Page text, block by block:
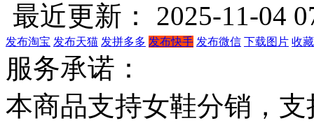
最近更新： 2025-11-04
发布淘宝 发布天猫 发拼多多 发布快手 发布微信 下载图片 收
服务承诺：
本商品支持女鞋分销，